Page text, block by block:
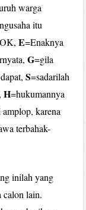
warga
itu
OK,E=Enaknya
G=gila
S=sadarilah
H=hukumannya
karena
terbahak-
inilah yang
calon lain.